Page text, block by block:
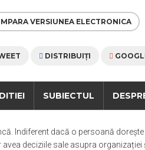
VERSIUNEA ELECTRONICA
DISTRIBUIŢI
SUBIECTUL
Indiferent dacă o persoană
deciziile sale asupra